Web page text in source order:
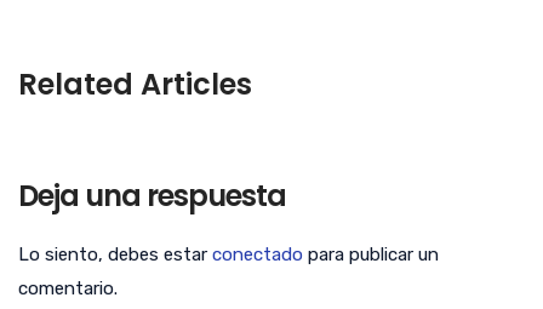
Related Articles
Deja una respuesta
Lo siento, debes estar conectado para publicar un
comentario.